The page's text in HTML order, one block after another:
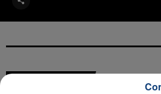
FIL D'ACTU